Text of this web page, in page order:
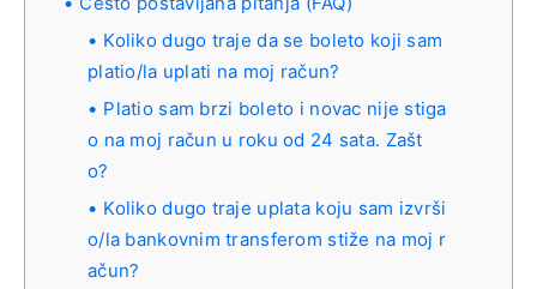
Koliko dugo traje da se boleto koji sam
platio/la uplati na moj račun?
Platio sam brzi boleto i novac nije stiga
o na moj račun u roku od 24 sata. Zašt
o?
Koliko dugo traje uplata koju sam izvrši
o/la bankovnim transferom stiže na moj r
ačun?